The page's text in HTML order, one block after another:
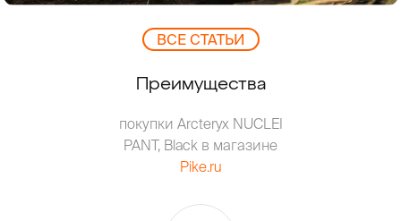
ВCЕ СТАТЬИ
Преимущества
покупки Arcteryx NUCLEI
PANT, Black в магазине
Pike.ru